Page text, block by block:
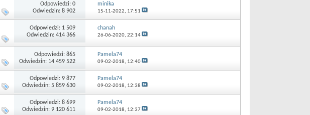
Odpowiedzi: 0
Odwiedzin: 8 902
minika
15-11-2022, 17:51
Odpowiedzi: 1 509
Odwiedzin: 414 366
chanah
26-06-2020, 22:14
Odpowiedzi: 865
Odwiedzin: 14 459 522
Pamela74
09-02-2018, 12:40
Odpowiedzi: 9 877
Odwiedzin: 5 859 630
Pamela74
09-02-2018, 12:38
Odpowiedzi: 8 699
Odwiedzin: 9 120 611
Pamela74
09-02-2018, 12:37